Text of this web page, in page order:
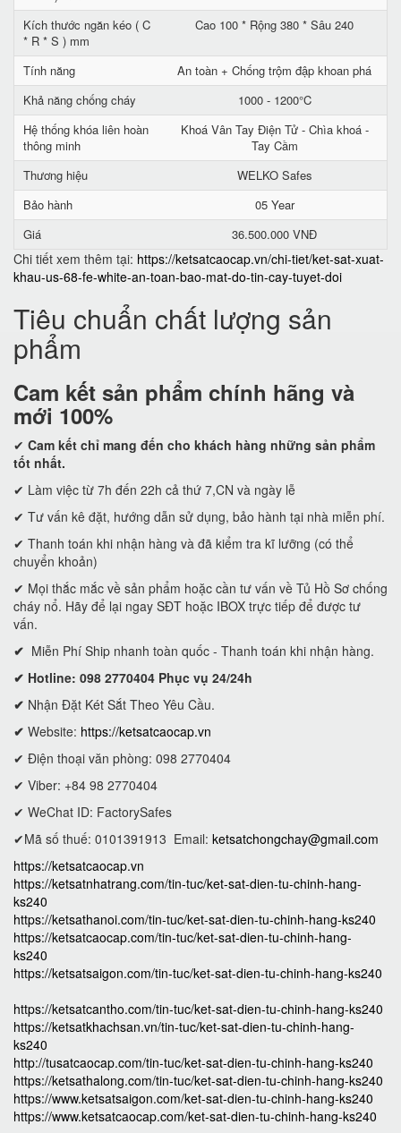
Kích thước ngăn kéo ( C
* R * S ) mm
Cao 100 * Rộng 380 * Sâu 240
Tính năng
An toàn + Chống trộm đập khoan phá
Khả năng chống cháy
1000 - 1200°C
Hệ thống khóa liên hoàn
thông minh
Khoá Vân Tay Điện Tử - Chìa khoá -
Tay Cầm
Thương hiệu
WELKO Safes
Bảo hành
05 Year
Giá
36.500.000 VNĐ
Chi tiết xem thêm tại: https://ketsatcaocap.vn/chi-tiet/ket-sat-xuat-
khau-us-68-fe-white-an-toan-bao-mat-do-tin-cay-tuyet-doi
Tiêu chuẩn chất lượng sản
phẩm
Cam kết sản phẩm chính hãng và
mới 100%
✔ Cam kết chỉ mang đến cho khách hàng những sản phẩm
tốt nhất.
✔ Làm việc từ 7h đến 22h cả thứ 7,CN và ngày lễ
✔ Tư vấn kê đặt, hướng dẫn sử dụng, bảo hành tại nhà miễn phí.
✔ Thanh toán khi nhận hàng và đã kiểm tra kĩ lưỡng (có thể
chuyển khoản)
✔ Mọi thắc mắc về sản phẩm hoặc cần tư vấn về Tủ Hồ Sơ chống
cháy nổ. Hãy để lại ngay SĐT hoặc IBOX trực tiếp để được tư
vấn.
✔ Miễn Phí Ship nhanh toàn quốc - Thanh toán khi nhận hàng.
✔ Hotline: 098 2770404 Phục vụ 24/24h
✔ Nhận Đặt Két Sắt Theo Yêu Cầu.
✔ Website: https://ketsatcaocap.vn
✔ Điện thoại văn phòng: 098 2770404
✔ Viber: +84 98 2770404
✔ WeChat ID: FactorySafes
✔Mã số thuế: 0101391913 Email: ketsatchongchay@gmail.com
https://ketsatcaocap.vn
https://ketsatnhatrang.com/tin-tuc/ket-sat-dien-tu-chinh-hang-
ks240
https://ketsathanoi.com/tin-tuc/ket-sat-dien-tu-chinh-hang-ks240
https://ketsatcaocap.com/tin-tuc/ket-sat-dien-tu-chinh-hang-
ks240
https://ketsatsaigon.com/tin-tuc/ket-sat-dien-tu-chinh-hang-ks240
https://ketsatcantho.com/tin-tuc/ket-sat-dien-tu-chinh-hang-ks240
https://ketsatkhachsan.vn/tin-tuc/ket-sat-dien-tu-chinh-hang-
ks240
http://tusatcaocap.com/tin-tuc/ket-sat-dien-tu-chinh-hang-ks240
https://ketsathalong.com/tin-tuc/ket-sat-dien-tu-chinh-hang-ks240
https://www.ketsatsaigon.com/ket-sat-dien-tu-chinh-hang-ks240
https://www.ketsatcaocap.com/ket-sat-dien-tu-chinh-hang-ks240